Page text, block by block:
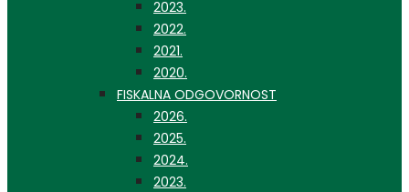
2023.
2022.
2021.
2020.
FISKALNA ODGOVORNOST
2026.
2025.
2024.
2023.